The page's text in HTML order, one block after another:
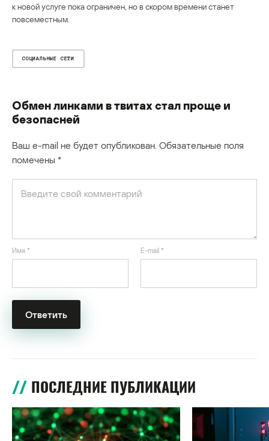
к новой услуге пока ограничен, но в скором времени станет
повсеместным.
СОЦИАЛЬНЫЕ СЕТИ
Обмен линками в твитах стал проще и
безопасней
Ваш e-mail не будет опубликован. Обязательные поля
помечены *
Имя * E-mail *
ПОСЛЕДНИЕ ПУБЛИКАЦИИ